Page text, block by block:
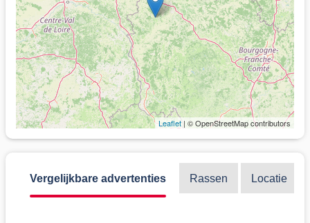
Leaflet | © OpenStreetMap contributors
Vergelijkbare advertenties Rassen Locatie